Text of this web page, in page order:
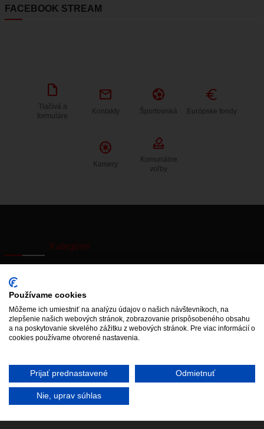
FACEBOOK STREAM
draft
Tlačivá a
formuláre
mail
Kontakty
sports_and_outdoors
Športoviská
Euro
Európske fondy
Camera
Kamery
how_to_vote
Komunálne
voľby
Kategórie
Vyhlásenie o
prístupnosti
Mestská časť
médiách
Web byHalfPixel©2022-
Hlavička
Facebook
Používame cookies
Môžeme ich umiestniť na analýzu údajov o našich návštevníkoch, na
zlepšenie našich webových stránok, zobrazovanie prispôsobeného obsahu
a na poskytovanie skvelého zážitku z webových stránok. Pre viac informácií o
cookies používame otvorené nastavenia.
Prijať prednastavené Odmietnuť
Nie, uprav súhlas